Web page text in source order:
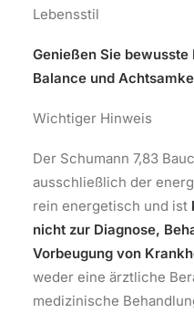
Lebensstil
Genießen Sie bewusste
Balance und
Wichtiger Hinweis
Der Schumann 7,83
ausschließlich der
rein energetisch und ist
nicht zur Diagnose,
Vorbeugung von
weder eine ärztliche
medizinische